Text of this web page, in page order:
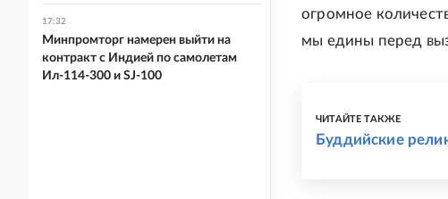
огромное
мы едины перед
ЧИТАЙТЕ ТАКЖЕ
Буддийские
17:32
Минпромторг намерен выйти на
контракт с Индией по самолетам
Ил-114-300 и SJ-100